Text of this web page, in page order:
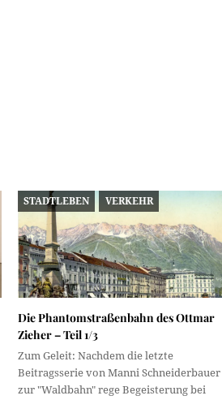
STADTLEBEN VERKEHR
Die Phantomstraßenbahn des Ottmar
Zieher – Teil 1/3
Zum Geleit: Nachdem die letzte
Beitragsserie von Manni Schneiderbauer
zur "Waldbahn" rege Begeisterung bei